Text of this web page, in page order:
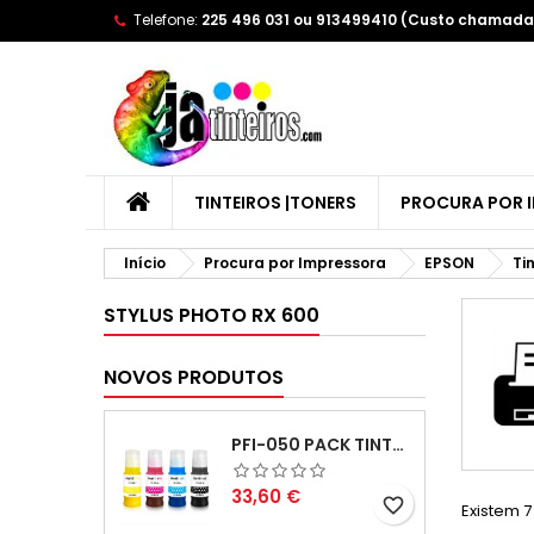
Telefone: 225 496 031 ou 913499410 (Custo
TINTEIROS |TONERS PROCURA POR
Início Procura por Impressora EPSON
STYLUS PHOTO RX 600
NOVOS PRODUTOS
PFI-050 PACK TINTAS COMPATIVEIS
Preço
33,60 € favorite_border Existem